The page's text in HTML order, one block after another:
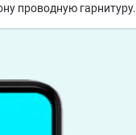
проводную гарнитуру.